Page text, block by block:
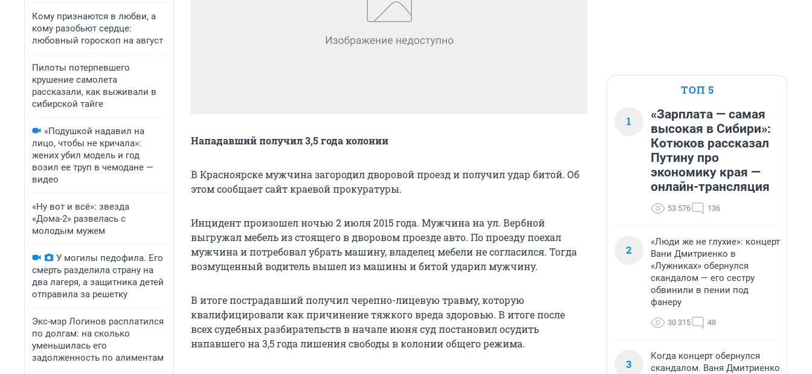
Кому признаются в любви, а
кому разобьют сердце:
любовный гороскоп на август
Пилоты потерпевшего
крушение самолета
рассказали, как выживали в
сибирской тайге
«Подушкой надавил на
лицо, чтобы не кричала»:
жених убил модель и год
возил ее труп в чемодане —
видео
«Ну вот и всё»: звезда
«Дома-2» развелась с
молодым мужем
У могилы педофила. Его
смерть разделила страну на
два лагеря, а защитника детей
отправила за решетку
Экс-мэр Логинов расплатился
по долгам: на сколько
уменьшилась его
задолженность по алиментам
Нападавший получил 3,5 года колонии
В Красноярске мужчина загородил дворовой проезд и получил удар битой. Об
этом сообщает сайт краевой прокуратуры.
Инцидент произошел ночью 2 июля 2015 года. Мужчина на ул. Вербной
выгружал мебель из стоящего в дворовом проезде авто. По проезду поехал
мужчина и потребовал убрать машину, владелец мебели не согласился. Тогда
возмущенный водитель вышел из машины и битой ударил мужчину.
В итоге пострадавший получил черепно-лицевую травму, которую
квалифицировали как причинение тяжкого вреда здоровью. В итоге после
всех судебных разбирательств в начале июня суд постановил осудить
напавшего на 3,5 года лишения свободы в колонии общего режима.
ТОП 5
1
«Зарплата — самая
высокая в Сибири»:
Котюков рассказал
Путину про
экономику края —
онлайн-трансляция
53 576 136
2
«Люди же не глухие»: концерт
Вани Дмитриенко в
«Лужниках» обернулся
скандалом — его сестру
обвинили в пении под
фанеру
30 315 48
3
Когда концерт обернулся
скандалом. Ваня Дмитриенко